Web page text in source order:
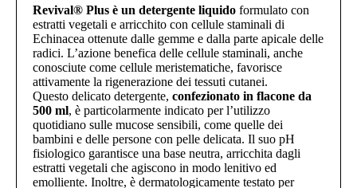
Revival® Plus è un detergente liquido formulato con
estratti vegetali e arricchito con cellule staminali di
Echinacea ottenute dalle gemme e dalla parte apicale delle
radici. L’azione benefica delle cellule staminali, anche
conosciute come cellule meristematiche, favorisce
attivamente la rigenerazione dei tessuti cutanei.
Questo delicato detergente, confezionato in flacone da
500 ml, è particolarmente indicato per l’utilizzo
quotidiano sulle mucose sensibili, come quelle dei
bambini e delle persone con pelle delicata. Il suo pH
fisiologico garantisce una base neutra, arricchita dagli
estratti vegetali che agiscono in modo lenitivo ed
emolliente. Inoltre, è dermatologicamente testato per